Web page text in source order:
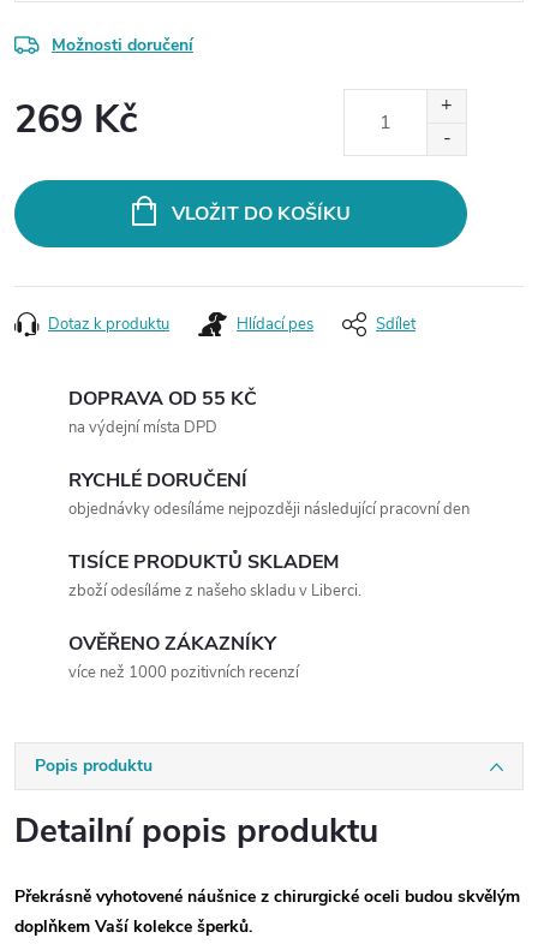
Možnosti doručení
269 Kč
VLOŽIT DO KOŠÍKU
Dotaz k produktu Hlídací pes Sdílet
DOPRAVA OD 55 KČ
na výdejní místa DPD
RYCHLÉ DORUČENÍ
objednávky odesíláme nejpozději následující pracovní den
TISÍCE PRODUKTŮ SKLADEM
zboží odesíláme z našeho skladu v Liberci.
OVĚŘENO ZÁKAZNÍKY
více než 1000 pozitivních recenzí
Popis produktu
Detailní popis produktu
Překrásně vyhotovené náušnice z chirurgické oceli budou skvělým
doplňkem Vaší kolekce šperků.